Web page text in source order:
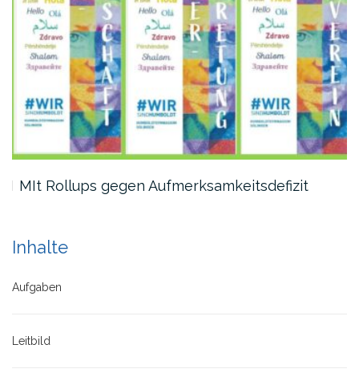
MIt Rollups gegen Aufmerksamkeitsdefizit
Inhalte
Aufgaben
Leitbild